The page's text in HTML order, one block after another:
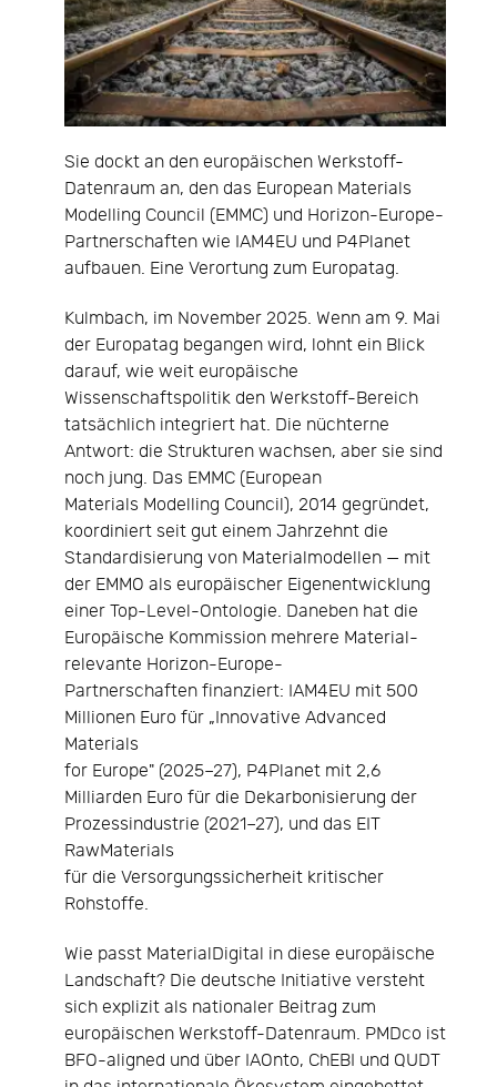
Sie dockt an den europäischen Werkstoff-
Datenraum an, den das European Materials
Modelling Council (EMMC) und Horizon-Europe-
Partnerschaften wie IAM4EU und P4Planet
aufbauen. Eine Verortung zum Europatag.
Kulmbach, im November 2025. Wenn am 9. Mai
der Europatag begangen wird, lohnt ein Blick
darauf, wie weit europäische
Wissenschaftspolitik den Werkstoff-Bereich
tatsächlich integriert hat. Die nüchterne
Antwort: die Strukturen wachsen, aber sie sind
noch jung. Das EMMC (European
Materials Modelling Council), 2014 gegründet,
koordiniert seit gut einem Jahrzehnt die
Standardisierung von Materialmodellen — mit
der EMMO als europäischer Eigenentwicklung
einer Top-Level-Ontologie. Daneben hat die
Europäische Kommission mehrere Material-
relevante Horizon-Europe-
Partnerschaften finanziert: IAM4EU mit 500
Millionen Euro für „Innovative Advanced
Materials
for Europe" (2025–27), P4Planet mit 2,6
Milliarden Euro für die Dekarbonisierung der
Prozessindustrie (2021–27), und das EIT
RawMaterials
für die Versorgungssicherheit kritischer
Rohstoffe.
Wie passt MaterialDigital in diese europäische
Landschaft? Die deutsche Initiative versteht
sich explizit als nationaler Beitrag zum
europäischen Werkstoff-Datenraum. PMDco ist
BFO-aligned und über IAOnto, ChEBI und QUDT